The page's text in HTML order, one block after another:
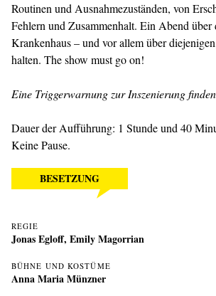
Routinen und Ausnahme­zuständen, von
Fehlern und Zusammenhalt. Ein Abend über
Krankenhaus – und vor allem über
halten. The show must go on!
Eine Triggerwarnung zur Inszenierung
Dauer der Aufführung: 1 Stunde und 40
Keine Pause.
BESETZUNG
REGIE
Jonas Egloff, Emily Magorrian
BÜHNE UND KOSTÜME
Anna Maria Münzner